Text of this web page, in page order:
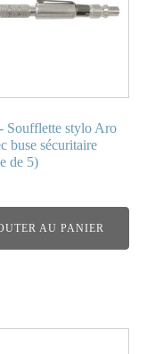
Soufflette stylo Aro
buse sécuritaire
de 5)
AU PANIER